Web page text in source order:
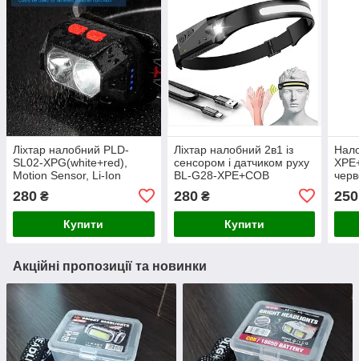
Ліхтар налобний PLD-
SL02-XPG(white+red),
Motion Sensor, Li-Ion
акумулятор, ЗУ microUSB
280 ₴
Купити
Ліхтар налобний 2в1 із
сенсором і датчиком руху
BL-G28-XPE+COB
акумуляторний ліхтарик з
USB
280₴
Купити
250
Акційні пропозиції та новинки